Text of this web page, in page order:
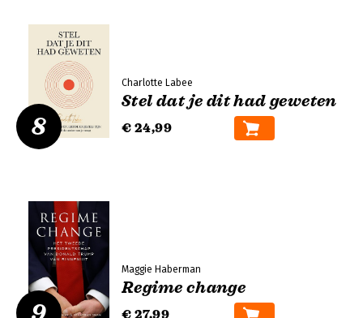
8
Charlotte Labee
Stel dat je dit had geweten
€ 24,99
Maggie Haberman
Regime change
€ 27,99